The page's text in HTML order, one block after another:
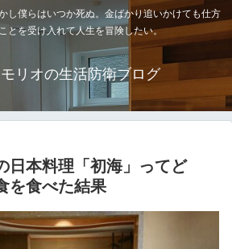
し僕らはいつか死ぬ。金ばかり追いかけても仕方
とを受け入れて人生を冒険したい。
リオの生活防衛ブログ
日本料理「初海」ってど
を食べた結果